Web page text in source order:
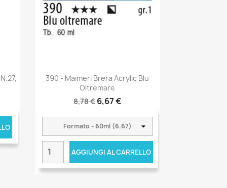
390 - Maimeri Brera Acrylic Blu
Oltremare
8,78 €6,67 €
AGGIUNGI AL CARRELLO